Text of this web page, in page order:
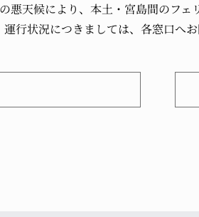
悪天候により、本土・宮島間のフェ
運行状況につきましては、各窓口へお